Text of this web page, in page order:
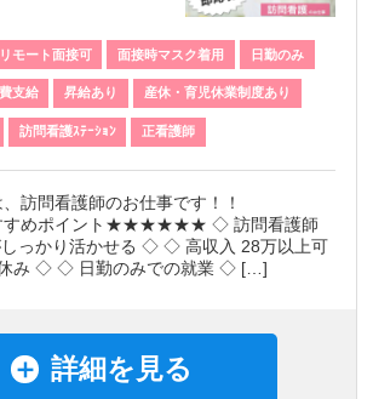
リモート面接可 面接時マスク着用 日勤のみ
支給 昇給あり 産休・育児休業制度あり
訪問看護ｽﾃｰｼｮﾝ 正看護師
訪問看護師のお仕事です！！
ポイント★★★★★★ ◇ 訪問看護師
っかり活かせる ◇ ◇ 高収入 28万以上可
み ◇ ◇ 日勤のみでの就業 ◇ […]
詳細を見る